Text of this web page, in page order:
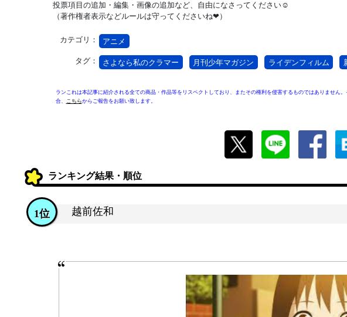
投票項目の追加・編集・画像の追加など、自由になさってください☺
（著作権者表示などルールは守ってくださいね❤）
カテゴリ： アニメ
タグ： さよなら私のクラマー 月刊少年マガジン ライデンフィルム
ランこれは本記事に紹介される全ての商品・作品等をリスペクトしており、またその権利を侵害するものではありません
合、
こちらからご報告をお願い致します。
ランキング結果・順位
越前佐和
1位